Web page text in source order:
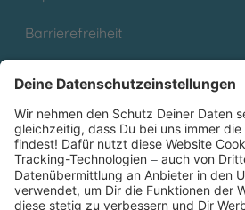
Barrierefreiheit
Partnerprogramm (Affiliate)
Folge uns auf